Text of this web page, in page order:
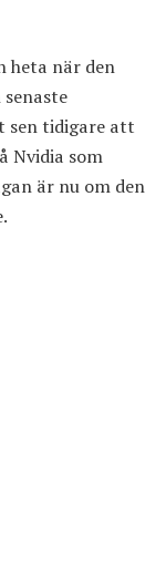
heta när den
sen tidigare att
Nvidia som
är nu om den